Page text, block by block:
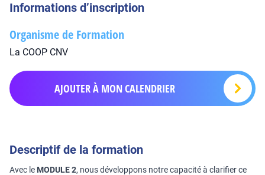
Informations d’inscription
Organisme de Formation
La COOP CNV
AJOUTER À MON CALENDRIER
Descriptif de la formation
Avec le MODULE 2, nous développons notre capacité à clarifier ce